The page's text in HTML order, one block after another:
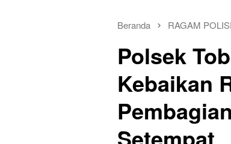
Beranda RAGAM POLISI
Polsek
Kebaikan